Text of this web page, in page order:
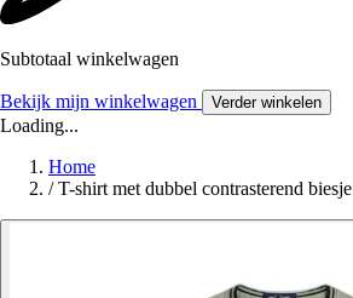
Subtotaal winkelwagen
Bekijk mijn winkelwagen Verder winkelen
Loading...
Home
/ T-shirt met dubbel contrasterend